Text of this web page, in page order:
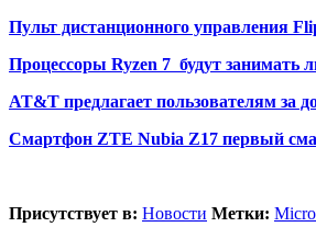
Пульт дистанционного управления
Процессоры Ryzen 7 будут
AT&T предлагает пользователям за
Смартфон ZTE Nubia Z17 первый
Присутствует в: Новости Метки: